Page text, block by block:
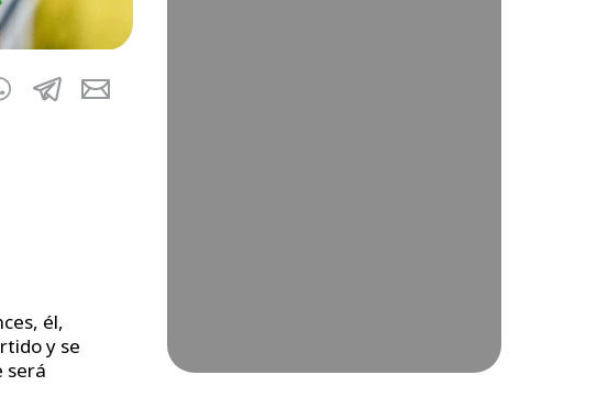
él,
y se
será